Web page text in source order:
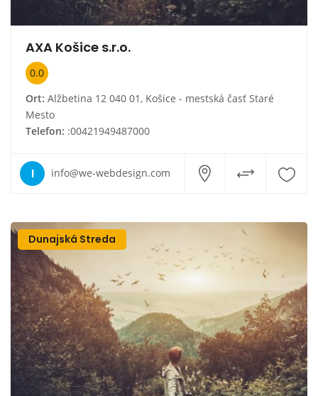
AXA Košice s.r.o.
0.0
Ort: Alžbetina 12 040 01, Košice - mestská časť Staré
Mesto
Telefon: :00421949487000
I info@we-webdesign.com
Dunajská Streda